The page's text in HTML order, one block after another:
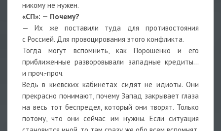
никому не нужен.
«СП»: — Почему?
— Их же поставили туда для противостояния
с Россией. Для провоцирования этого конфликта.
Тогда могут вспомнить, как Порошенко и его
приближенные разворовывали западные кредиты…
и проч.-проч.
Ведь в киевских кабинетах сидят не идиоты. Они
прекрасно понимают, почему Запад закрывает глаза
на весь тот беспредел, который они творят. Только
потому, что они сейчас им нужны. Если ситуация